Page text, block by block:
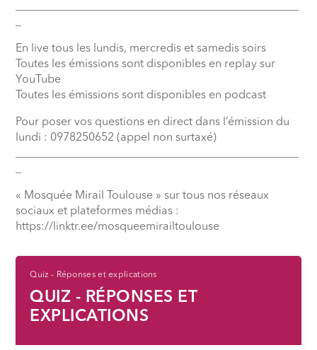
En live tous les lundis, mercredis et samedis soirs
Toutes les émissions sont disponibles en replay sur
YouTube
Toutes les émissions sont disponibles en podcast
Pour poser vos questions en direct dans l’émission du
lundi : 0978250652 (appel non surtaxé)
« Mosquée Mirail Toulouse » sur tous nos réseaux
sociaux et plateformes médias :
⁠https://linktr.ee/mosqueemirailtoulouse
Quiz - Réponses et explications
QUIZ - RÉPONSES ET
EXPLICATIONS